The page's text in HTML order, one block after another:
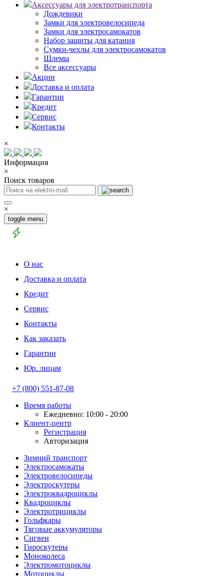
Аксессуары для электротранспорта
Дождевики
Замки для электровелосипеда
Замки для электросамокатов
Набор защиты для катания
Сумки-чехлы для электросамокатов
Шлемы
Все аксессуары
Акции
Доставка и оплата
Гарантии
Кредит
Сервис
Контакты
×
Информация
×
Поиск товаров
×
toggle menu
О нас
Доставка и оплата
Кредит
Сервис
Контакты
Как заказать
Гарантии
Юр. лицам
+7 (800) 551-87-08
Время работы
Ежедневно: 10:00 - 20:00
Клиент-центр
Регистрация
Авторизация
Зимний транспорт
Электросамокаты
Электровелосипеды
Электроскутеры
Электроквадроциклы
Квадроциклы
Электротрициклы
Гольфкары
Тяговые аккумуляторы
Сигвеи
Гироскутеры
Моноколеса
Электромотоциклы
Мотоциклы